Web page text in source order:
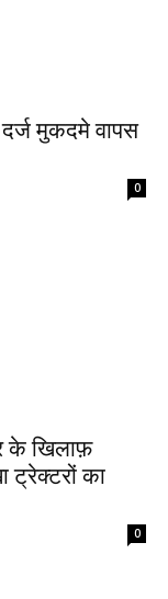
मुकदमे वापस
0
के खिलाफ़
ट्रेक्टरों का
0